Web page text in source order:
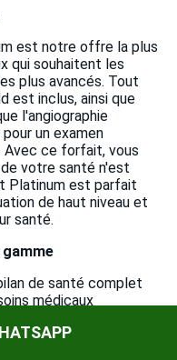
est notre offre la plus
qui souhaitent les
plus avancés. Tout
est inclus, ainsi que
l'angiographie
un examen
Avec ce forfait, vous
votre santé n'est
Platinum est parfait
de haut niveau et
santé.
de santé complet
médicaux
des examens